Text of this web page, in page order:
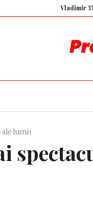
Vladimir Tkachuk,
ale lumii